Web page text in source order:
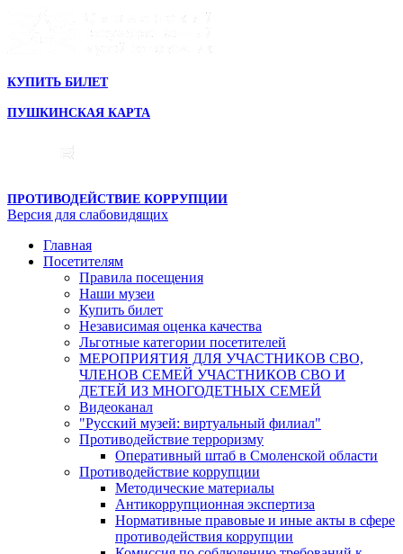
КУПИТЬ БИЛЕТ
ПУШКИНСКАЯ КАРТА
ПРОТИВОДЕЙСТВИЕ КОРРУПЦИИ
Версия для слабовидящих
Главная
Посетителям
Правила посещения
Наши музеи
Купить билет
Независимая оценка качества
Льготные категории посетителей
МЕРОПРИЯТИЯ ДЛЯ УЧАСТНИКОВ СВО,
ЧЛЕНОВ СЕМЕЙ УЧАСТНИКОВ СВО И
ДЕТЕЙ ИЗ МНОГОДЕТНЫХ СЕМЕЙ
Видеоканал
"Русский музей: виртуальный филиал"
Противодействие терроризму
Оперативный штаб в Смоленской области
Противодействие коррупции
Методические материалы
Антикоррупционная экспертиза
Нормативные правовые и иные акты в сфере
противодействия коррупции